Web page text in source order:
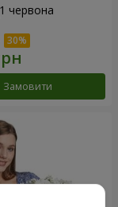
червона
Замовити